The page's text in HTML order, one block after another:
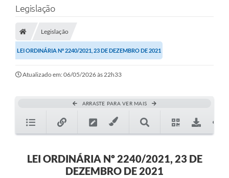
Legislação
Legislação
LEI ORDINÁRIA Nº 2240/2021, 23 DE DEZEMBRO DE 2021
Atualizado em: 06/05/2026 às 22h33
ARRASTE PARA VER MAIS
LEI ORDINÁRIA Nº 2240/2021, 23 DE
DEZEMBRO DE 2021